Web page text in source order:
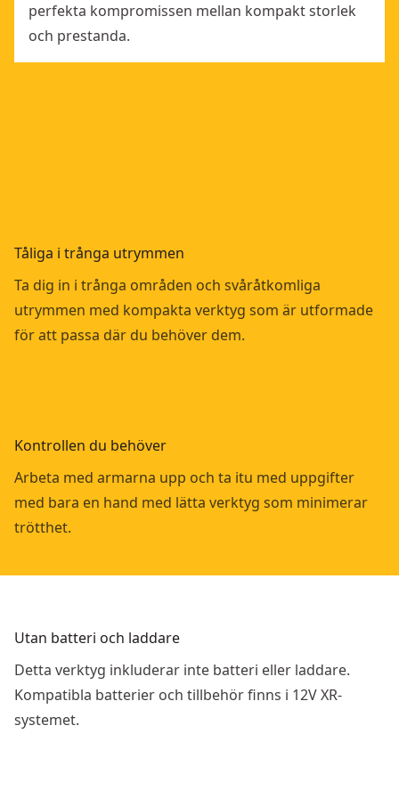
perfekta kompromissen mellan kompakt storlek
och prestanda.
Tåliga i trånga utrymmen
Ta dig in i trånga områden och svåråtkomliga
utrymmen med kompakta verktyg som är utformade
för att passa där du behöver dem.
Kontrollen du behöver
Arbeta med armarna upp och ta itu med uppgifter
med bara en hand med lätta verktyg som minimerar
trötthet.
Utan batteri och laddare
Detta verktyg inkluderar inte batteri eller laddare.
Kompatibla batterier och tillbehör finns i 12V XR-
systemet.